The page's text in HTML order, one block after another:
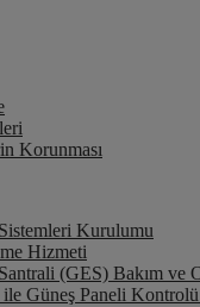
Korunması
Kurulumu
Hizmeti
(GES) Bakım ve
Güneş Paneli Kontrolü